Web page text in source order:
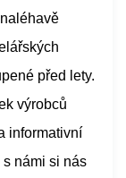
před lety.
výrobců
informativní
námi si nás